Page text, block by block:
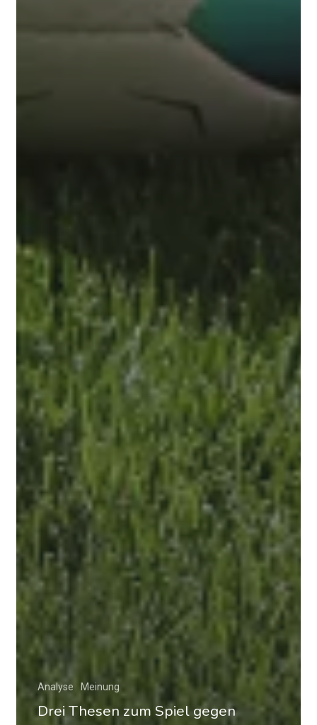
Analyse Meinung
Drei Thesen zum Spiel gegen